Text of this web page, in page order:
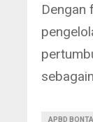
Dengan
APBD